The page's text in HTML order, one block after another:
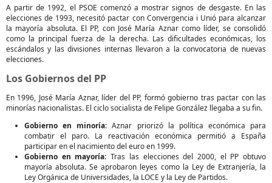
A partir de 1992, el PSOE comenzó a mostrar signos de desgaste. En las
elecciones de 1993, necesitó pactar con Convergencia i Unió para alcanzar
la mayoría absoluta. El PP, con José María Aznar como líder, se consolidó
como la principal fuerza de la derecha. Las dificultades económicas, los
escándalos y las divisiones internas llevaron a la convocatoria de nuevas
elecciones.
Los Gobiernos del PP
En 1996, José María Aznar, líder del PP, formó gobierno tras pactar con las
minorías nacionalistas. El ciclo socialista de Felipe González llegaba a su fin.
Gobierno en minoría: Aznar priorizó la política económica para
combatir el paro. La reactivación económica permitió a España
participar en el nacimiento del euro en 1999.
Gobierno en mayoría: Tras las elecciones del 2000, el PP obtuvo
mayoría absoluta. Se aprobaron leyes como la Ley de Extranjería, la
Ley Orgánica de Universidades, la LOCE y la Ley de Partidos.